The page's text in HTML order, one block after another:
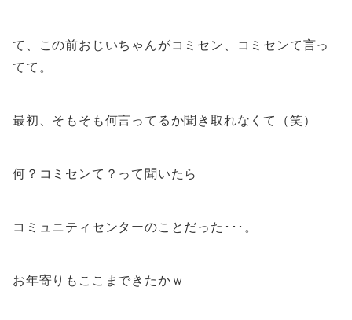
て、この前おじいちゃんがコミセン、コミセンて言っ
てて。
最初、そもそも何言ってるか聞き取れなくて（笑）
何？コミセンて？って聞いたら
コミュニティセンターのことだった･･･。
お年寄りもここまできたかｗ